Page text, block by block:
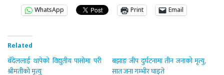
WhatsApp
Print Email
Related
बँदेललाई थापेको विद्युतीय पासोमा परी
श्रीमतीको मृत्यु
बझाङ जीप दुर्घटनामा तीन जनाको मृत्यु,
सात जना गम्भीर घाइते